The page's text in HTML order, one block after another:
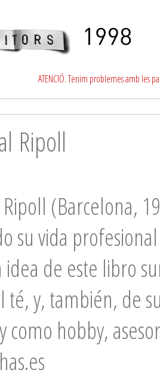
ATENCIÓ. Tenim problemes amb les
Ripoll
Ripoll (Barcelona,
su vida
idea de este libro
té, y, también, de
como hobby,